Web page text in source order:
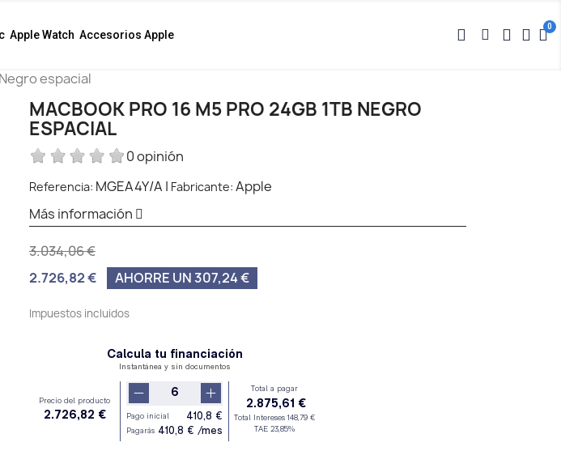
Apple Watch Accesorios Apple
espacial
MACBOOK PRO 16 M5 PRO 24GB 1TB NEGRO
ESPACIAL
0 opinión
Referencia: MGEA4Y/A | Fabricante: Apple
Más información
3.034,06 €
2.726,82 €
AHORRE UN 307,24 €
Impuestos incluidos